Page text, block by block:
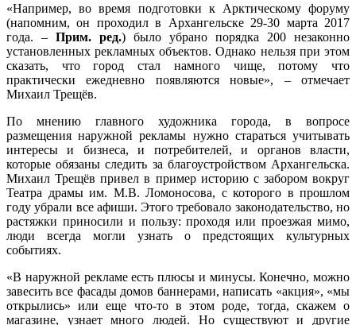
«Например, во время подготовки к Арктическому форуму
(напомним, он проходил в Архангельске 29-30 марта 2017
года. – Прим. ред.) было убрано порядка 200 незаконно
установленных рек­ламных объектов. Однако нельзя при этом
сказать, что город стал намного чище, потому что
практически ежедневно появляются новые», – отмечает
Михаил Трещёв.
По мнению главного художника города, в вопросе
размещения наружной рекламы нужно стараться учитывать
интересы и бизнеса, и потребителей, и органов власти,
которые обязаны следить за благоустройством Архангельска.
Михаил Трещёв привел в пример историю с забором вокруг
Театра драмы им. М.В. Ломоносова, с которого в прошлом
году убрали все афиши. Этого требовало законодательство, но
растяжки приносили и пользу: проходя или проезжая мимо,
люди всегда могли узнать о предстоящих культурных
событиях.
«В наружной рекламе есть плюсы и минусы. Конечно, можно
завесить все фасады домов баннерами, написать «акция», «мы
открылись» или еще что-то в этом роде, тогда, скажем о
магазине, узнает много людей. Но существуют и другие